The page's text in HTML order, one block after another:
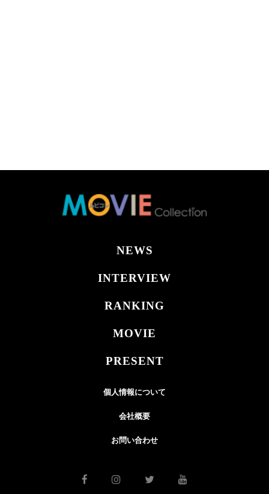
NEWS
INTERVIEW
RANKING
MOVIE
PRESENT
個人情報について
会社概要
お問い合わせ